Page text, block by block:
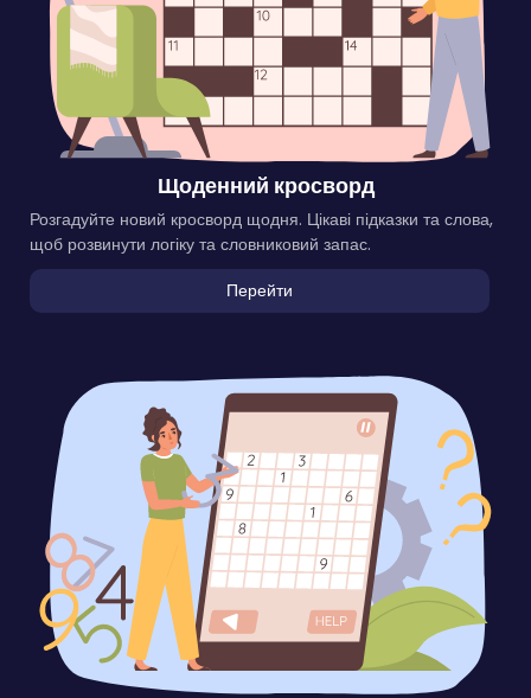
Щоденний кросворд
Розгадуйте новий кросворд щодня. Цікаві підказки та слова,
щоб розвинути логіку та словниковий запас.
Перейти